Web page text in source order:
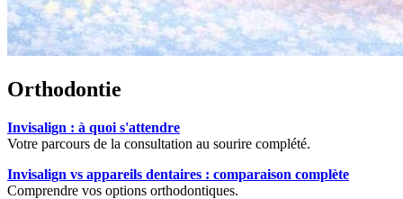
Orthodontie
Invisalign : à quoi s'attendre
Votre parcours de la consultation au sourire complété.
Invisalign vs appareils dentaires : comparaison complète
Comprendre vos options orthodontiques.